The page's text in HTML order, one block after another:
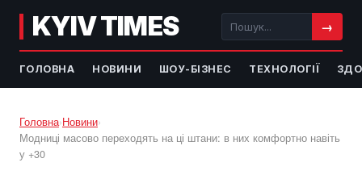
KYIV TIMES →
ГОЛОВНА НОВИНИ ШОУ-БІЗНЕС ТЕХНОЛОГІЇ
Головна›Новини›
Модниці масово переходять на ці штани: в них комфортно навіть
у +30